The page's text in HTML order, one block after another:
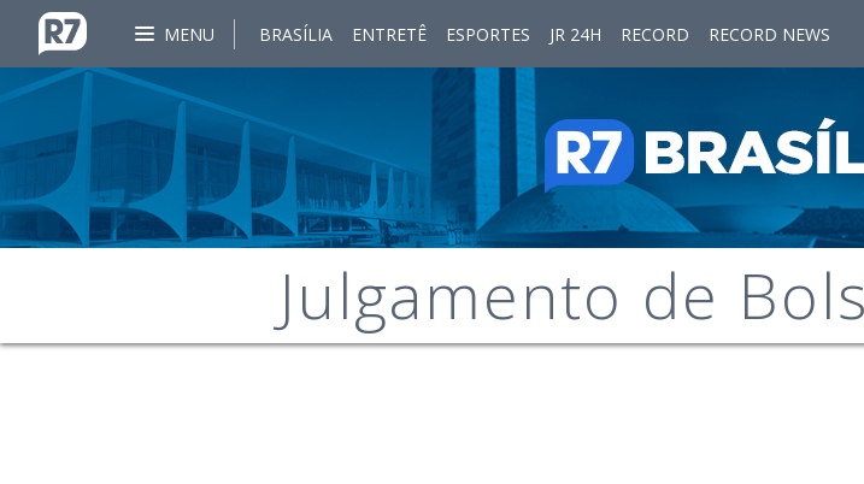
MENU BRASÍLIA ENTRETÊ ESPORTES JR 24H RECORD RECORD NEWS
Julgamento de